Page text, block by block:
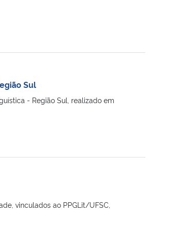
Sul
- Região Sul, realizado em
vinculados ao PPGLit/UFSC,